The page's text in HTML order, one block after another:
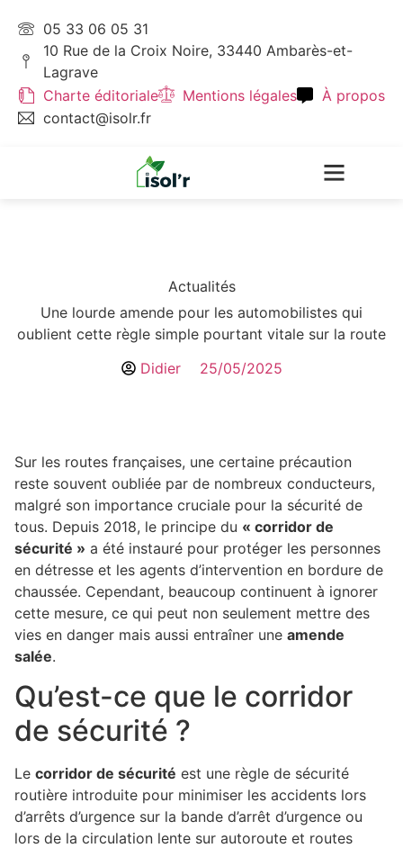
05 33 06 05 31
10 Rue de la Croix Noire, 33440 Ambarès-et-
Lagrave
Charte éditoriale
Mentions légales
À propos
contact@isolr.fr
Actualités
Une lourde amende pour les automobilistes qui
oublient cette règle simple pourtant vitale sur la route
Didier
25/05/2025
Sur les routes françaises, une certaine précaution
reste souvent oubliée par de nombreux conducteurs,
malgré son importance cruciale pour la sécurité de
tous. Depuis 2018, le principe du « corridor de
sécurité » a été instauré pour protéger les personnes
en détresse et les agents d’intervention en bordure de
chaussée. Cependant, beaucoup continuent à ignorer
cette mesure, ce qui peut non seulement mettre des
vies en danger mais aussi entraîner une amende
salée.
Qu’est-ce que le corridor
de sécurité ?
Le corridor de sécurité est une règle de sécurité
routière introduite pour minimiser les accidents lors
d’arrêts d’urgence sur la bande d’arrêt d’urgence ou
lors de la circulation lente sur autoroute et routes